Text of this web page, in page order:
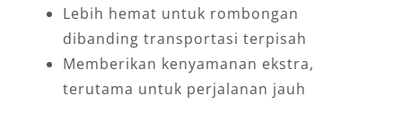
Lebih hemat untuk rombongan
dibanding transportasi terpisah
Memberikan kenyamanan ekstra,
terutama untuk perjalanan jauh